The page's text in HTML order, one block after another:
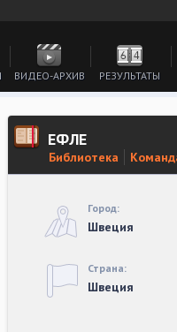
ВИДЕО-АРХИВ РЕЗУЛЬТАТЫ
ЕФЛЕ
Библиотека
Город:
Швеция
Страна:
Швеция